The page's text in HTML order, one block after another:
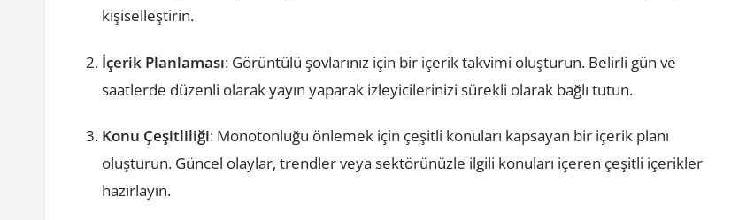
kişiselleştirin.
İçerik Planlaması: Görüntülü şovlarınız için bir içerik takvimi oluşturun. Belirli gün ve
saatlerde düzenli olarak yayın yaparak izleyicilerinizi sürekli olarak bağlı tutun.
Konu Çeşitliliği: Monotonluğu önlemek için çeşitli konuları kapsayan bir içerik planı
oluşturun. Güncel olaylar, trendler veya sektörünüzle ilgili konuları içeren çeşitli içerikler
hazırlayın.